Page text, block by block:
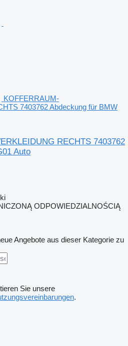
KOFFERRAUM-
7403762 Abdeckung für BMW
RECHTS 7403762
Auto
ODPOWIEDZIALNOŚCIĄ
Angebote aus dieser Kategorie zu
Sie unsere
.